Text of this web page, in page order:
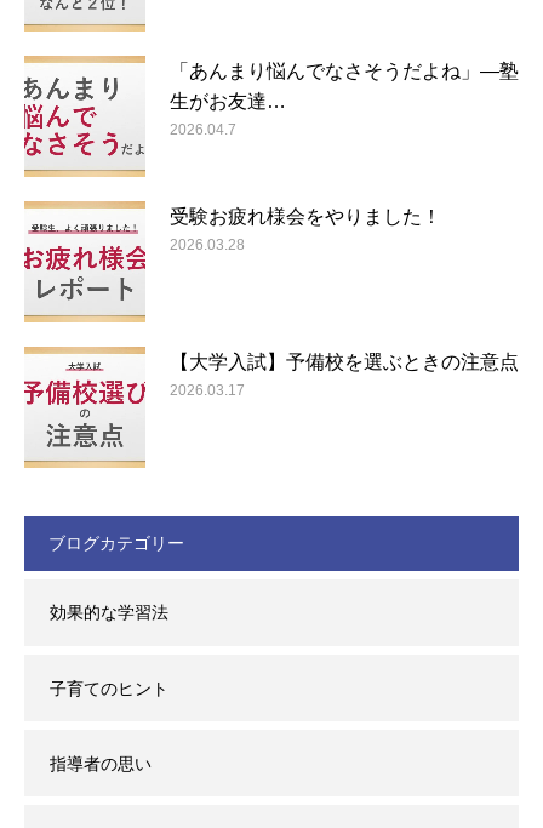
「あんまり悩んでなさそうだよね」―塾
生がお友達…
2026.04.7
受験お疲れ様会をやりました！
2026.03.28
【大学入試】予備校を選ぶときの注意点
2026.03.17
ブログカテゴリー
効果的な学習法
子育てのヒント
指導者の思い